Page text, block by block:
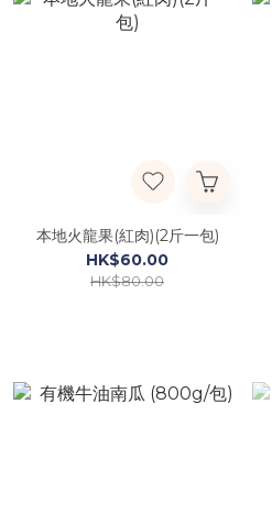
本地火龍果(紅肉)(2斤一包)
HK$60.00
HK$80.00